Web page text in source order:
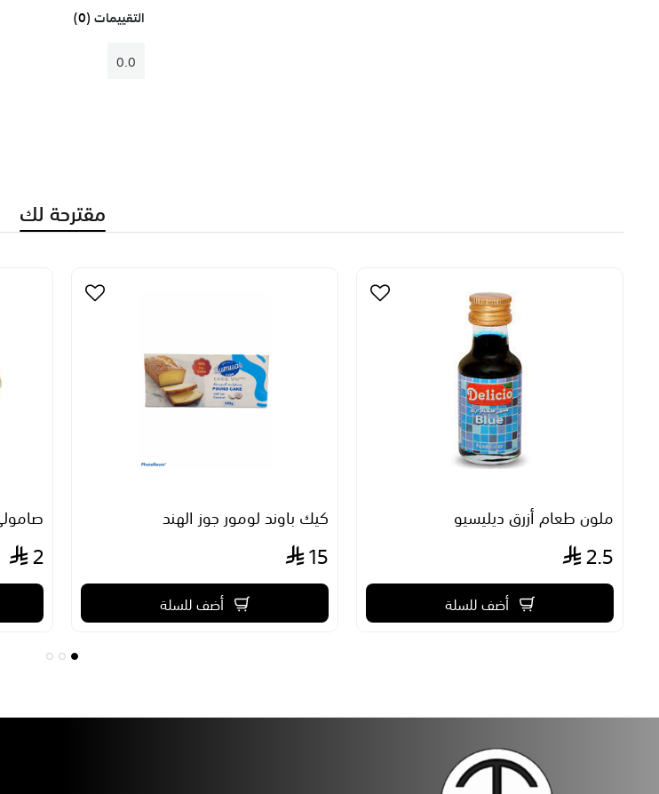
التقييمات(0)
0.0
مقترحة لك
ملون طعام أزرق ديليسيو
2.5
أضف للسلة
كيك باوند لومور جوز الهند
15
أضف للسلة
2